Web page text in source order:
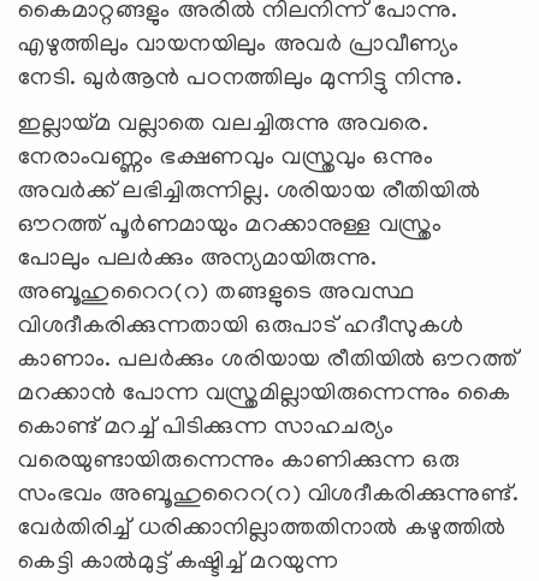
കൈമാറ്റങ്ങളും അരിൽ നിലനിന്ന് പോന്നു.
എഴുത്തിലും വായനയിലും അവർ പ്രാവീണ്യം
നേടി. ഖുർആൻ പഠനത്തിലും മുന്നിട്ടു നിന്നു.
ഇല്ലായ്മ വല്ലാതെ വലച്ചിരുന്നു അവരെ.
നേരാംവണ്ണം ഭക്ഷണവും വസ്ത്രവും ഒന്നും
അവർക്ക് ലഭിച്ചിരുന്നില്ല. ശരിയായ രീതിയിൽ
ഔറത്ത് പൂർണമായും മറക്കാനുള്ള വസ്ത്രം
പോലും പലർക്കും അന്യമായിരുന്നു.
അബൂഹുറൈറ(റ) തങ്ങളുടെ അവസ്ഥ
വിശദീകരിക്കുന്നതായി ഒരുപാട് ഹദീസുകൾ
കാണാം. പലർക്കും ശരിയായ രീതിയിൽ ഔറത്ത്
മറക്കാൻ പോന്ന വസ്ത്രമില്ലായിരുന്നെന്നും കൈ
കൊണ്ട് മറച്ച് പിടിക്കുന്ന സാഹചര്യം
വരെയുണ്ടായിരുന്നെന്നും കാണിക്കുന്ന ഒരു
സംഭവം അബൂഹുറൈറ(റ) വിശദീകരിക്കുന്നുണ്ട്.
വേർതിരിച്ച് ധരിക്കാനില്ലാത്തതിനാൽ കഴുത്തിൽ
കെട്ടി കാൽമുട്ട് കഷ്ടിച്ച് മറയുന്ന